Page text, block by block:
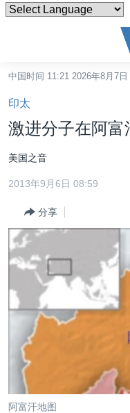
碍
链
接
跳
转
内
到
航
中国
台湾
港澳
国际
最新国际新闻
印太
欧洲
非洲
美洲
全球议题
分类新闻
经济·金融·贸易
人权·法律·宗教
科教·文娱·体健
军事
劳工
环境
美中关系
热点专题
白宫要闻
国会报道
美中关系
美国建国250周年
VOA视频
VOA今日焦点
中文广播
关注我们
中国时间 11:21 2026年8月7日
印太
激进分子在阿富
美国之音
2013年9月6日 08:59
分享
阿富汗地图